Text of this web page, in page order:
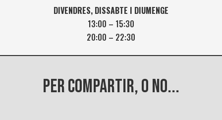
DIVENDRES, DISSABTE I DIUMENGE
13:00 – 15:30
20:00 – 22:30
PER COMPARTIR, O NO...